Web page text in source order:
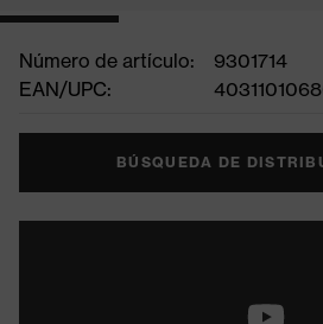
Número de artículo:
9301714
EAN/UPC:
BÚSQUEDA DE